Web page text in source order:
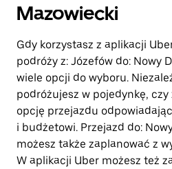
Mazowiecki
Gdy korzystasz z aplikacji
podróży z: Józefów do: Nowy
wiele opcji do wyboru.
podróżujesz w pojedynkę,
opcję przejazdu
i budżetowi. Przejazd do:
możesz także zaplanować z
W aplikacji Uber możesz też